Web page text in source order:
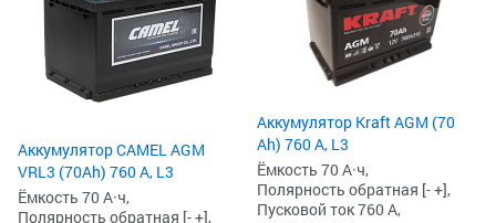
Аккумулятор CAMEL AGM
VRL3 (70Ah) 760 А, L3
Ёмкость 70 А·ч,
Полярность обратная [- +],
Аккумулятор Kraft AGM (70
Ah) 760 А, L3
Ёмкость 70 А·ч,
Полярность обратная [- +],
Пусковой ток 760 А,